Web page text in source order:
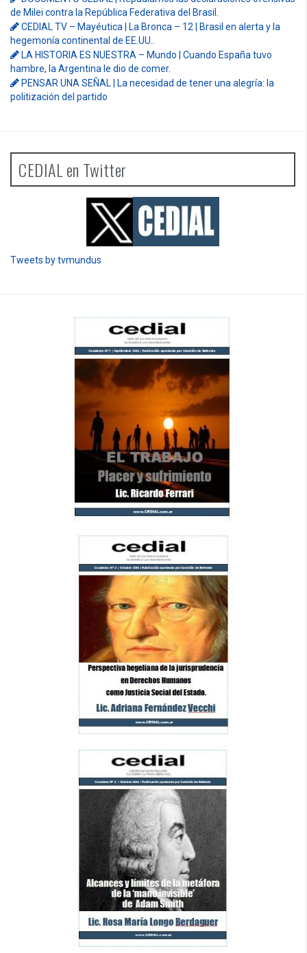
de Milei contra la República Federativa del Brasil.
CEDIAL TV – Mayéutica | La Bronca – 12 | Brasil en alerta y la
hegemonía continental de EE.UU..
LA HISTORIA ES NUESTRA – Mundo | Cuando España tuvo
hambre, la Argentina le dio de comer.
PENSAR UNA SEÑAL | La necesidad de tener una alegría: la
politización del partido
CEDIAL en Twitter
Tweets by tvmundus